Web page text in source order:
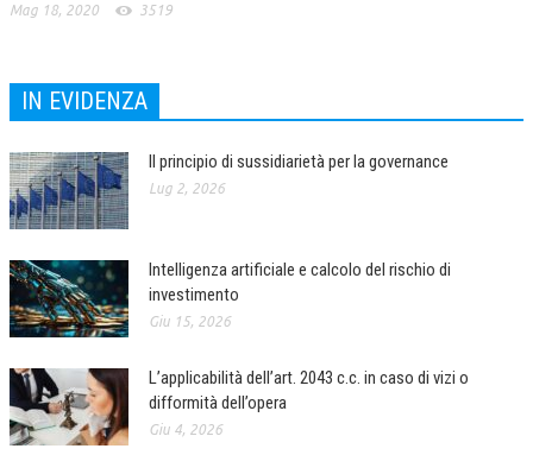
Mag 18, 2020 3519
IN EVIDENZA
Il principio di sussidiarietà per la governance
Lug 2, 2026
Intelligenza artificiale e calcolo del rischio di
investimento
Giu 15, 2026
L’applicabilità dell’art. 2043 c.c. in caso di vizi o
difformità dell’opera
Giu 4, 2026